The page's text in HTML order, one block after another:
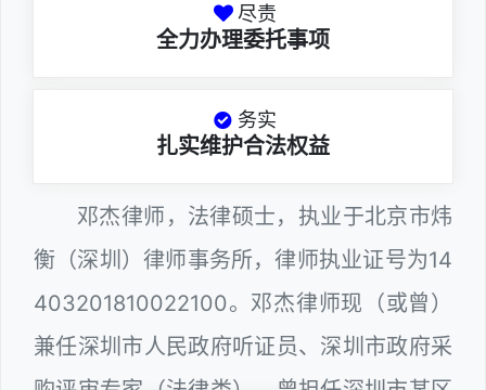
尽责
全力办理委托事项
务实
扎实维护合法权益
邓杰律师，法律硕士，执业于北京市炜
衡（深圳）律师事务所，律师执业证号为14
403201810022100。邓杰律师现（或曾）
兼任深圳市人民政府听证员、深圳市政府采